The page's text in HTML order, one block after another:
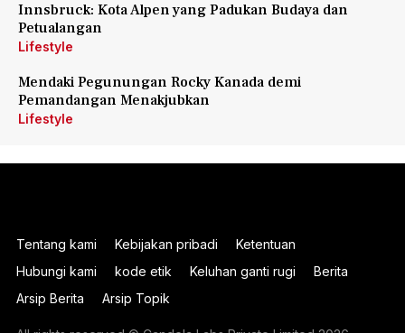
Innsbruck: Kota Alpen yang Padukan Budaya dan
Petualangan
Lifestyle
Mendaki Pegunungan Rocky Kanada demi
Pemandangan Menakjubkan
Lifestyle
Tentang kami Kebijakan pribadi
Ketentuan
Hubungi kami
kode etik Keluhan ganti rugi
Berita
Arsip Berita
Arsip Topik